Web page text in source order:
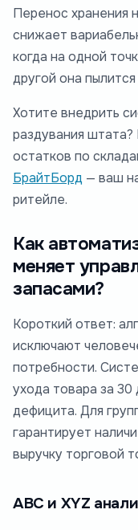
Перенос хранения
снижает
когда на одной
другой она
Хотите внедрить
раздувания
остатков по
БрайтБорд — ваш
ритейле.
Как
меняет
запасами?
Короткий ответ:
исключают
потребности.
ухода товара за
дефицита. Для
гарантирует
выручку торговой
ABC и XYZ